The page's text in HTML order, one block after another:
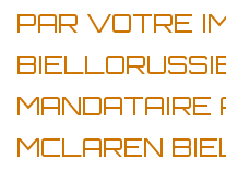
PAR VOTRE
MANDATAIRE
MCLAREN